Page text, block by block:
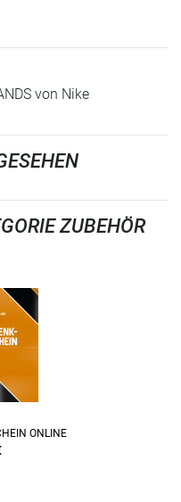
von Nike
ZUBEHÖR
ONLINE